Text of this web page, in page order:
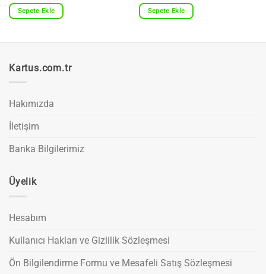
Sepete Ekle Sepete Ekle
Kartus.com.tr
Hakımızda
İletişim
Banka Bilgilerimiz
Üyelik
Hesabım
Kullanıcı Hakları ve Gizlilik Sözleşmesi
Ön Bilgilendirme Formu ve Mesafeli Satış Sözleşmesi